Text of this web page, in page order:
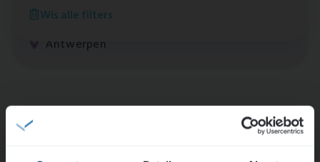
Wis alle filters
Claims Management
Antwerpen
Lees onze verhalen